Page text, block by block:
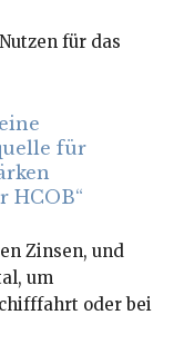
für das
für
HCOB“
Zinsen, und
um
oder bei